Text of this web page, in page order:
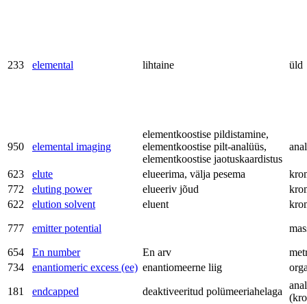
233 elemental lihtaine üld
950 elemental imaging
elementkoostise pildistamine,
elementkoostise pilt-analüüs,
elementkoostise jaotuskaardistus
623 elute elueerima, välja pesema
772
eluting power elueeriv jõud
622
elution solvent eluent
777 emitter potential
654 En number En arv
734
enantiomeric excess (ee) enantiomeerne liig
181 endcapped deaktiveeritud polümeeriahelaga